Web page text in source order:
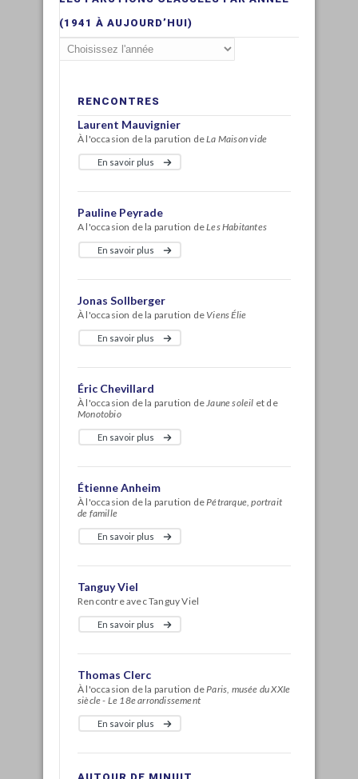
(1941 À AUJOURD’HUI)
RENCONTRES
Laurent Mauvignier
À l'occasion de la parution deLa Maison vide
En savoir plus
Pauline Peyrade
A l'occasion de la parution deLes Habitantes
En savoir plus
Jonas Sollberger
À l'occasion de la parution de Viens Élie
En savoir plus
Éric Chevillard
À l'occasion de la parution de Jaune soleil et de
Monotobio
En savoir plus
Étienne Anheim
À l'occasion de la parution de Pétrarque, portrait
de famille
En savoir plus
Tanguy Viel
Rencontre avec Tanguy Viel
En savoir plus
Thomas Clerc
À l'occasion de la parution de Paris, musée du XXIe
siècle - Le 18e arrondissement
En savoir plus